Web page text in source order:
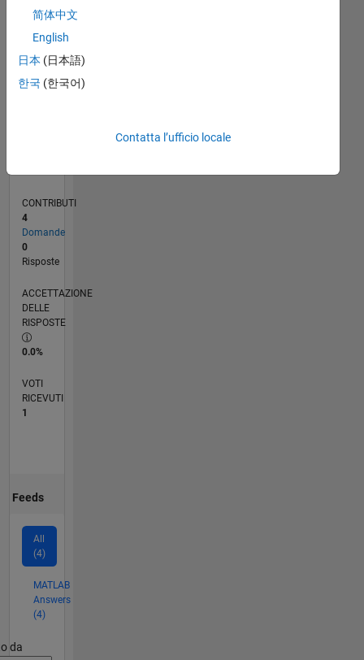
L
01/21
08/21
03/22
10/22
05/23
12/23
07/24
02/25
09/25
04/26
09/21
05/22
01/23
09/23
05/24
01/25
05/26
11/21
09/22
07/23
03/25
01/26
RANK
CONTRIBUTI
4
Domande
0
Risposte
ACCETTAZIONE
DELLE
RISPOSTE
0.0%
VOTI
RICEVUTI
1
Feeds
All
(4)
MATLAB
Answers
(4)
da
简体中文
English
日本 (日本語)
한국 (한국어)
Contatta l’ufficio locale